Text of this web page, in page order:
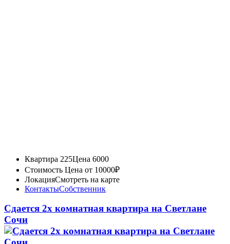
Квартира 225Цена 6000
Стоимость Цена от 10000₽
ЛокацияСмотреть на карте
КонтактыСобственник
Сдается 2х комнатная квартира на Светлане
Сочи